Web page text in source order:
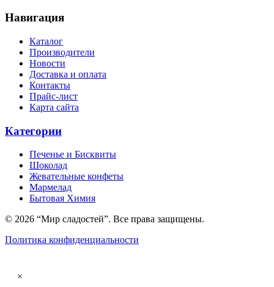
Навигация
Каталог
Производители
Новости
Доставка и оплата
Контакты
Прайс-лист
Карта сайта
Категории
Печенье и Бисквиты
Шоколад
Жевательные конфеты
Мармелад
Бытовая Химия
© 2026 “Мир сладостей”. Все права защищены.
Политика конфиденциальности
×